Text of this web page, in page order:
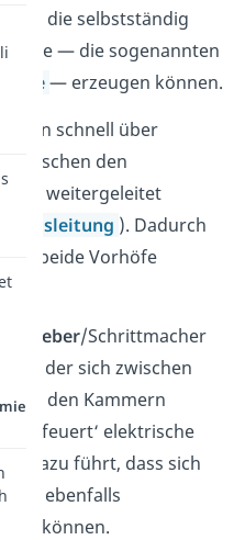
die selbstständig
— die sogenannten
— erzeugen können.
dann schnell über
zwischen den
weitergeleitet
). Dadurch
beide Vorhöfe
Taktgeber/Schrittmacher
, der sich zwischen
und den Kammern
er ‚feuert‘ elektrische
dazu führt, dass sich
ebenfalls
können.